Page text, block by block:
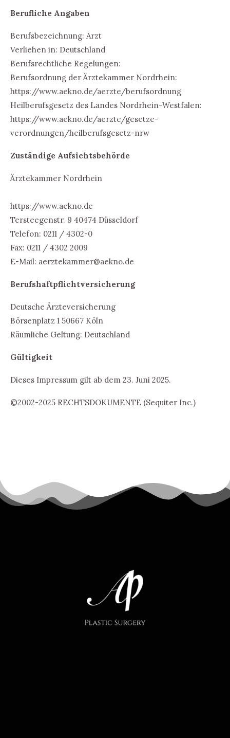
Berufliche Angaben
Berufsbezeichnung: Arzt
Verliehen in: Deutschland
Berufsrechtliche Regelungen:
Berufsordnung der Ärztekammer Nordrhein:
https://www.aekno.de/aerzte/berufsordnung
Heilberufsgesetz des Landes Nordrhein-Westfalen:
https://www.aekno.de/aerzte/gesetze-
verordnungen/heilberufsgesetz-nrw
Zuständige Aufsichtsbehörde
Ärztekammer Nordrhein
https://www.aekno.de
Tersteegenstr. 9 40474 Düsseldorf
Telefon: 0211 / 4302-0
Fax: 0211 / 4302 2009
E-Mail: aerztekammer@aekno.de
Berufshaftpflichtversicherung
Deutsche Ärzteversicherung
Börsenplatz 1 50667 Köln
Räumliche Geltung: Deutschland
Gültigkeit
Dieses Impressum gilt ab dem 23. Juni 2025.
©2002-2025 RECHTSDOKUMENTE (Sequiter Inc.)